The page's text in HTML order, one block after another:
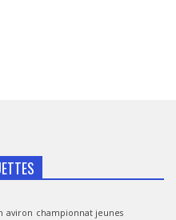
aviron championnat jeunes